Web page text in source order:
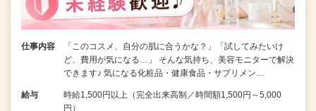
仕事内容
「このコスメ、自分の肌に合うかな？」「試してみたいけ
ど、費用が気になる…」 そんな気持ち、美容モニターで解決
できます♪ 気になる化粧品・健康食品・サプリメン…
給与
時給1,500円以上（完全出来高制／時間額1,500円～5,000
円）